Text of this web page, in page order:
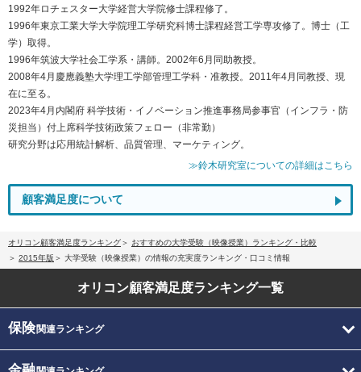
1992年ロチェスター大学経営大学院修士課程修了。
1996年東京工業大学大学院理工学研究科博士課程経営工学専攻修了。博士（工
学）取得。
1996年筑波大学社会工学系・講師。2002年6月同助教授。
2008年4月慶應義塾大学理工学部管理工学科・准教授。2011年4月同教授、現
在に至る。
2023年4月内閣府 科学技術・イノベーション推進事務局参事官（インフラ・防
災担当）付上席科学技術政策フェロー（非常勤）
研究分野は応用統計解析、品質管理、マーケティング。
≫鈴木研究室についての詳細はこちら
顧客満足度について
オリコン顧客満足度ランキング
おすすめの大学受験（映像授業）ランキング・比較
2015年版
大学受験（映像授業）の情報の充実度ランキング・口コミ情報
オリコン顧客満足度ランキング一覧
保険関連ランキング